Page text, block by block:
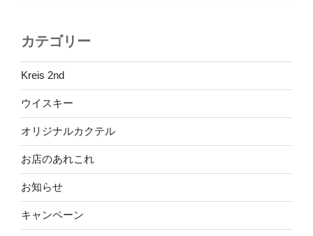
カテゴリー
Kreis 2nd
ウイスキー
オリジナルカクテル
お店のあれこれ
お知らせ
キャンペーン